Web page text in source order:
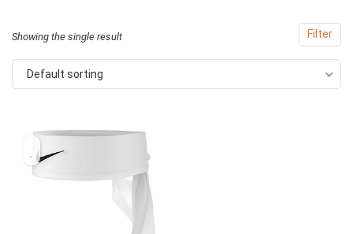
Filter
Showing the single result
Default sorting